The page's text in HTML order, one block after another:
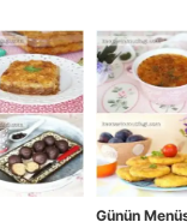
Günün